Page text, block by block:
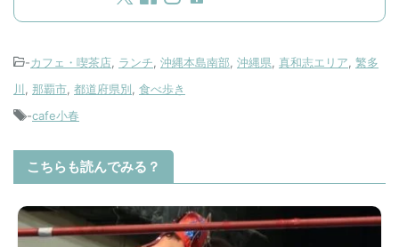
-カフェ・喫茶店, ランチ, 沖縄本島南部, 沖縄県, 真和志エリア, 繁多
川 , 那覇市, 都道府県別, 食べ歩き
-cafe小春
こちらも読んでみる？